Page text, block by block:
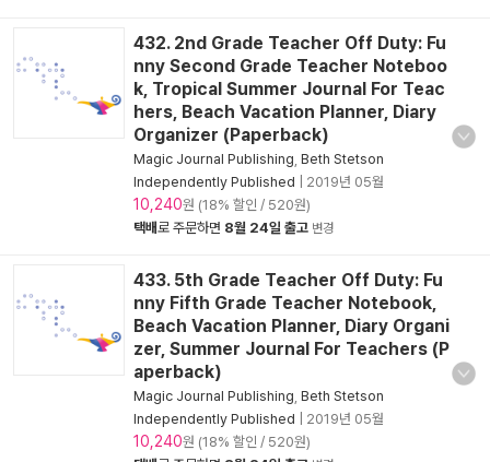
432. 2nd Grade Teacher Off Duty: Fu
nny Second Grade Teacher Noteboo
k, Tropical Summer Journal For Teac
hers, Beach Vacation Planner, Diary
Organizer (Paperback)
Magic Journal Publishing Beth Stetson
Independently Published
2019년 05월
10,240원 (18% 할인 / 520원)
택배로 주문하면 8월 24일 출고 변경
433. 5th Grade Teacher Off Duty: Fu
nny Fifth Grade Teacher Notebook,
Beach Vacation Planner, Diary Organi
zer, Summer Journal For Teachers (P
aperback)
Magic Journal Publishing Beth Stetson
Independently Published
2019년 05월
10,240원 (18% 할인 / 520원)